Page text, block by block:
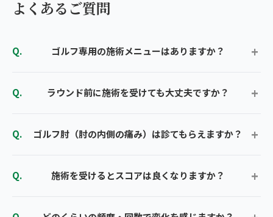
よくあるご質問
ゴルフ専用の施術メニューはありますか？
ラウンド前に施術を受けても大丈夫ですか？
ゴルフ肘（肘の内側の痛み）は診てもらえますか？
施術を受けるとスコアは良くなりますか？